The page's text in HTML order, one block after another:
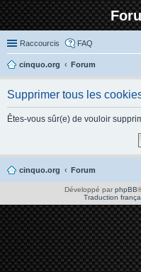
Raccourcis FAQ
cinquo.org
Forum
Supprimer tous les
Êtes-vous sûr(e) de vouloir
cinquo.org Forum
Développé par phpBB
Traduction